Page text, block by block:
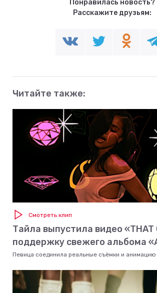
Понравилась новость?
Расскажите друзьям:
Читайте также:
Смотреть клип
Тайла выпустила видео «THAT
поддержку свежего альбома
Певица соединила реальные съёмки и анимацию